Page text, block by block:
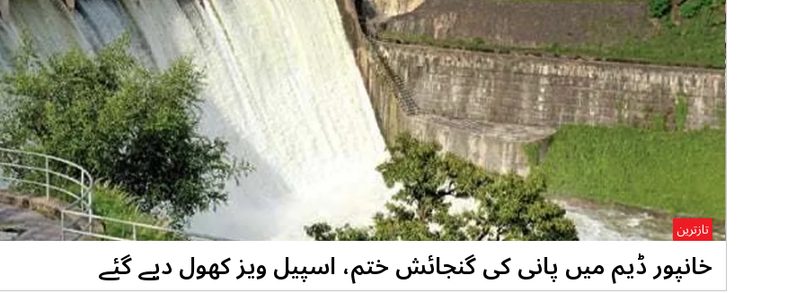
خانپور ڈیم میں پانی کی گنجائش ختم، اسپیل ویز کھول دیے گئے
تازترین